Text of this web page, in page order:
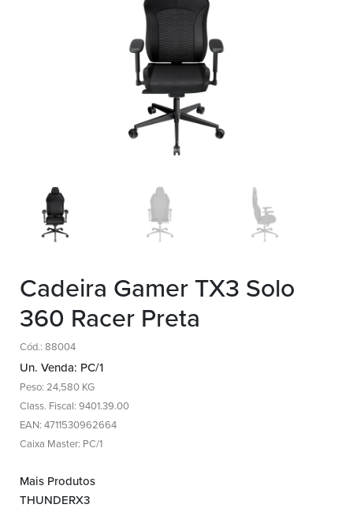
Cadeira Gamer TX3 Solo
360 Racer Preta
Cód.: 88004
Un. Venda: PC/1
Peso: 24,580 KG
Class. Fiscal: 9401.39.00
EAN: 4711530962664
Caixa Master: PC/1
Mais Produtos
THUNDERX3